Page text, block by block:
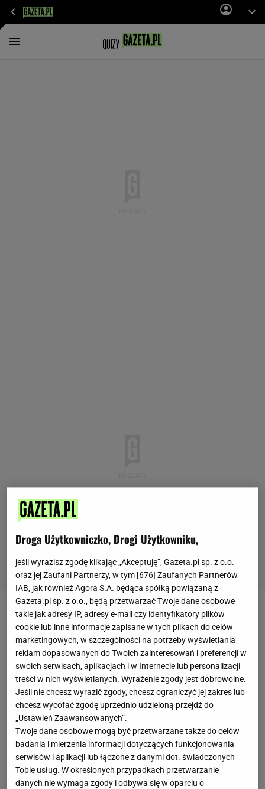
przebrania na halloween
Droga Użytkowniczko, Drogi Użytkowniku,
jeśli wyrazisz zgodę klikając „Akceptuję”, Gazeta.pl sp. z o.o.
oraz jej Zaufani Partnerzy, w tym [676] Zaufanych Partnerów
IAB, jak również Agora S.A. będąca spółką powiązaną z
Gazeta.pl sp. z o.o., będą przetwarzać Twoje dane osobowe
takie jak adresy IP, adresy e-mail czy identyfikatory plików
cookie lub inne informacje zapisane w tych plikach do celów
marketingowych, w szczególności na potrzeby wyświetlania
reklam dopasowanych do Twoich zainteresowań i preferencji w
swoich serwisach, aplikacjach i w Internecie lub personalizacji
treści w nich wyświetlanych. Wyrażenie zgody jest dobrowolne.
Jeśli nie chcesz wyrazić zgody, chcesz ograniczyć jej zakres lub
chcesz wycofać zgodę uprzednio udzieloną przejdź do
„Ustawień Zaawansowanych”.
Twoje dane osobowe mogą być przetwarzane także do celów
badania i mierzenia informacji dotyczących funkcjonowania
serwisów i aplikacji lub łączone z danymi dot. świadczonych
Tobie usług. W określonych przypadkach przetwarzanie
danych nie wymaga zgody i odbywa się w oparciu o